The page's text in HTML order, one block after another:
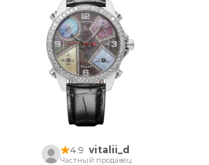
4.9 vitalii_d
Частный продавец